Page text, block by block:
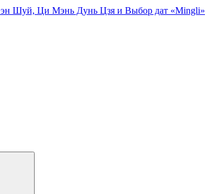
Шуй, Ци Мэнь Дунь Цзя и Выбор дат «Mingli»